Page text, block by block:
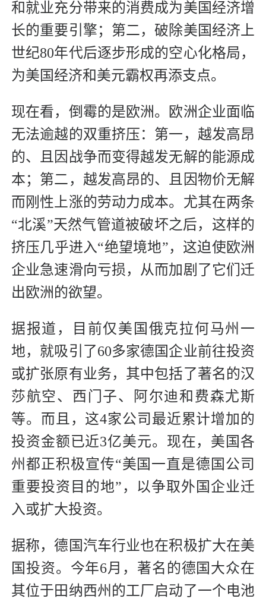
和就业充分带来的消费成为美国经济增
长的重要引擎；第二，破除美国经济上
世纪80年代后逐步形成的空心化格局，
为美国经济和美元霸权再添支点。
现在看，倒霉的是欧洲。欧洲企业面临
无法逾越的双重挤压：第一，越发高昂
的、且因战争而变得越发无解的能源成
本；第二，越发高昂的、且因物价无解
而刚性上涨的劳动力成本。尤其在两条
“北溪”天然气管道被破坏之后，这样的
挤压几乎进入“绝望境地”，这迫使欧洲
企业急速滑向亏损，从而加剧了它们迁
出欧洲的欲望。
据报道，目前仅美国俄克拉何马州一
地，就吸引了60多家德国企业前往投资
或扩张原有业务，其中包括了著名的汉
莎航空、西门子、阿尔迪和费森尤斯
等。而且，这4家公司最近累计增加的
投资金额已近3亿美元。现在，美国各
州都正积极宣传“美国一直是德国公司
重要投资目的地”，以争取外国企业迁
入或扩大投资。
据称，德国汽车行业也在积极扩大在美
国投资。今年6月，著名的德国大众在
其位于田纳西州的工厂启动了一个电池